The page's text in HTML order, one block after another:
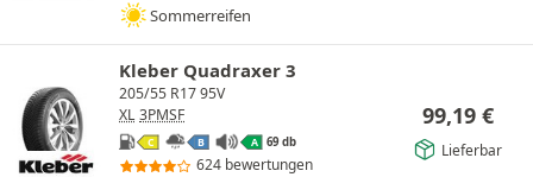
Sommerreifen
Kleber Quadraxer 3
205/55 R17 95V
XL 3PMSF
C B A 69 db
624 bewertungen
99,19 €
Lieferbar